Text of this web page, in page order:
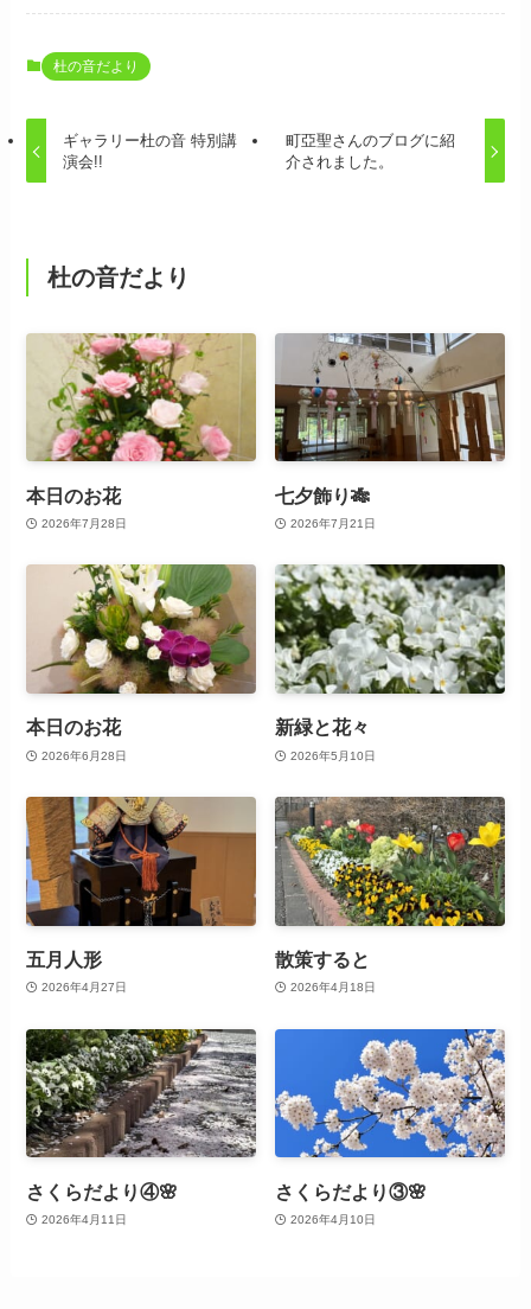
杜の音だより
ギャラリー杜の音 特別講
演会!!
町亞聖さんのブログに紹
介されました。
杜の音だより
本日のお花
2026年7月28日
七夕飾り🎋
2026年7月21日
本日のお花
2026年6月28日
新緑と花々
2026年5月10日
五月人形
2026年4月27日
散策すると
2026年4月18日
さくらだより④🌸
2026年4月11日
さくらだより③🌸
2026年4月10日